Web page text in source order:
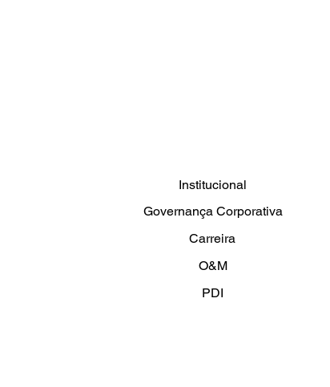
Institucional
Governança Corporativa
Carreira
O&M
PDI